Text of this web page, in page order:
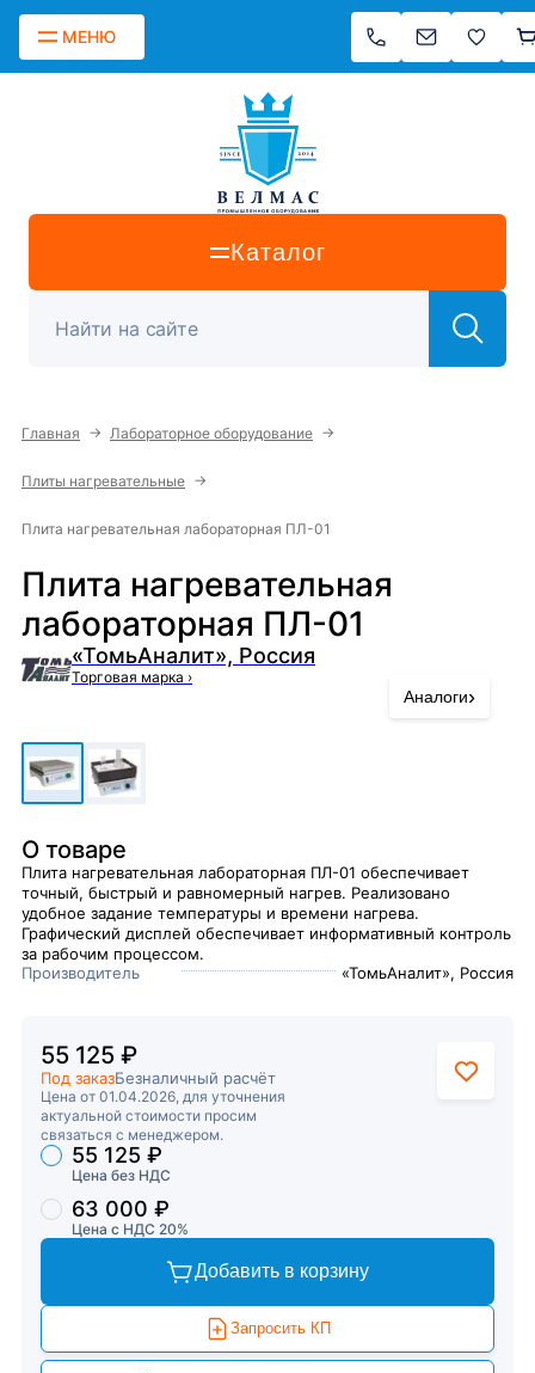
МЕНЮ
Каталог
Главная → Лабораторное оборудование →
Плиты нагревательные →
Плита нагревательная лабораторная ПЛ-01
Плита нагревательная
лабораторная ПЛ-01
«ТомьАналит», Россия
Торговая марка ›
Аналоги›
О товаре
Плита нагревательная лабораторная ПЛ-01 обеспечивает
точный, быстрый и равномерный нагрев. Реализовано
удобное задание температуры и времени нагрева.
Графический дисплей обеспечивает информативный контроль
за рабочим процессом.
Производитель
«ТомьАналит», Россия
55 125 ₽
Под заказБезналичный расчёт
Цена от 01.04.2026, для уточнения
актуальной стоимости просим
связаться с менеджером.
Торговые предложения
Цена без НДС
55 125 ₽
Цена с НДС 20%
63 000 ₽
Добавить в корзину
Запросить КП